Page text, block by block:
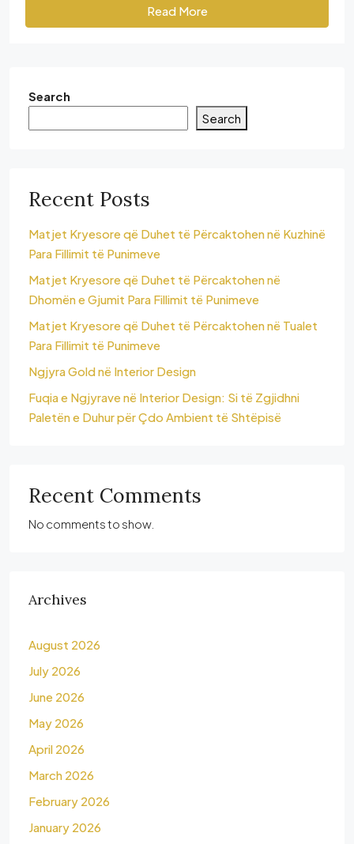
Read More
Search
Search
Recent Posts
Matjet Kryesore që Duhet të Përcaktohen në Kuzhinë
Para Fillimit të Punimeve
Matjet Kryesore që Duhet të Përcaktohen në
Dhomën e Gjumit Para Fillimit të Punimeve
Matjet Kryesore që Duhet të Përcaktohen në Tualet
Para Fillimit të Punimeve
Ngjyra Gold në Interior Design
Fuqia e Ngjyrave në Interior Design: Si të Zgjidhni
Paletën e Duhur për Çdo Ambient të Shtëpisë
Recent Comments
No comments to show.
Archives
August 2026
July 2026
June 2026
May 2026
April 2026
March 2026
February 2026
January 2026